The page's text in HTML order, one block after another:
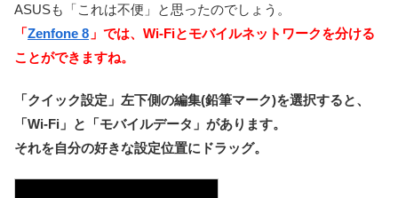
ASUSも「これは不便」と思ったのでしょう。
「Zenfone 8 」では、Wi-Fiとモバイルネットワークを分ける
ことができますね。
「クイック設定」左下側の編集(鉛筆マーク)を選択すると、
「Wi-Fi」と「モバイルデータ」があります。
それを自分の好きな設定位置にドラッグ。